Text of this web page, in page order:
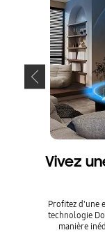
Vivez
Profitez d'une
technologie
manière